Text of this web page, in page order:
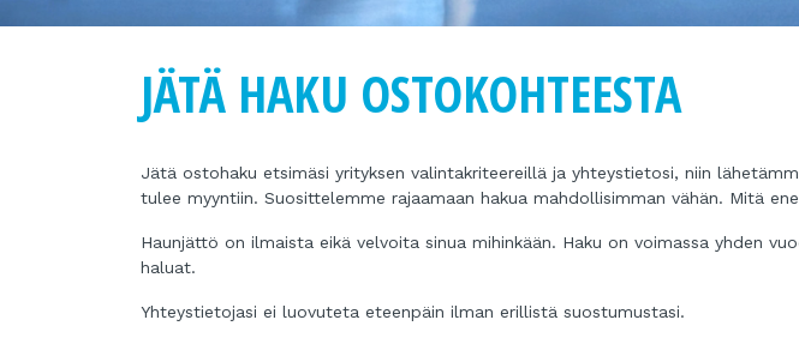
JÄTÄ HAKU OSTOKOHTEESTA
Jätä ostohaku etsimäsi yrityksen valintakriteereillä ja yhteystietosi, niin
tulee myyntiin. Suosittelemme rajaamaan hakua mahdollisimman vähän. Mitä
Haunjättö on ilmaista eikä velvoita sinua mihinkään. Haku on voimassa yhden
haluat.
Yhteystietojasi ei luovuteta eteenpäin ilman erillistä suostumustasi.